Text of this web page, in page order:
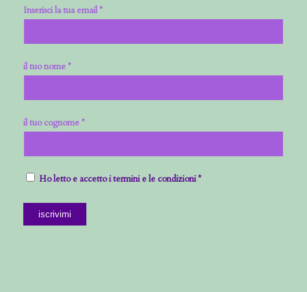
Inserisci la tua email *
il tuo nome *
il tuo cognome *
Ho letto e accetto i termini e le condizioni *